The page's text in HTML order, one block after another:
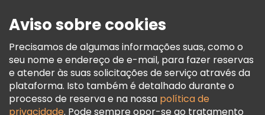
Termos E Informações Legais
Política De Cookies
Freetour Prémios
Programa De Fidelidade
Aviso sobre cookies
Precisamos de algumas informações suas, como o
seu nome e endereço de e-mail, para fazer reservas
e atender às suas solicitações de serviço através da
plataforma. Isto também é detalhado durante o
processo de reserva e na nossa política de
privacidade. Pode sempre opor-se ao tratamento